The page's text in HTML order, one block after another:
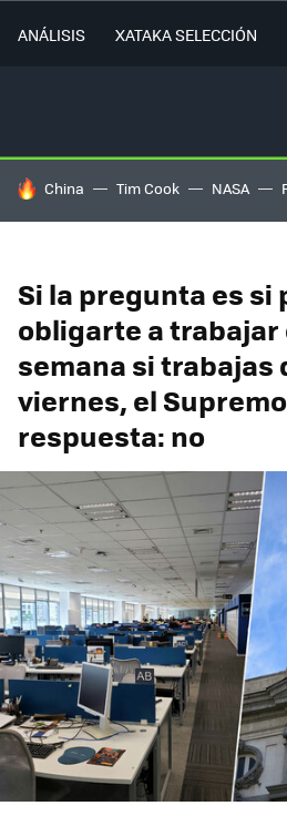
ANÁLISIS XATAKA SELECCIÓN
HOY SE HABLA DE
China Tim Cook NASA
Si la pregunta es si
obligarte a trabajar
semana si trabajas
viernes, el
respuesta: no